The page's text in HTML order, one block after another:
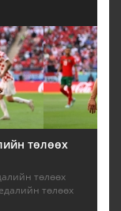
төлөөх
төлөөх
төлөөх